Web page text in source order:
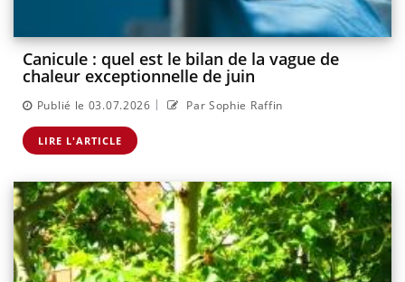
Canicule : quel est le bilan de la vague de
chaleur exceptionnelle de juin
Publié le 03.07.2026 | Par Sophie Raffin
LIRE L'ARTICLE